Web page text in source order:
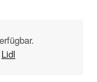
Lidl